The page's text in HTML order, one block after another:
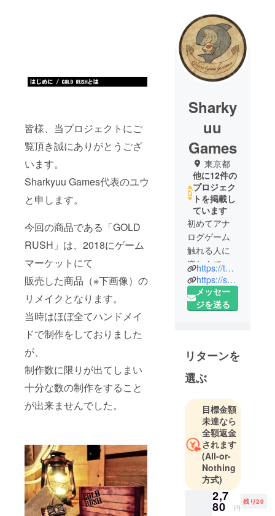
皆様、当プロジェクトにご
覧頂き誠にありがとうござ
います。
Sharkyuu Games代表のユウ
と申します。
今回の商品である「GOLD
RUSH」は、2018にゲーム
マーケットにて
販売した商品（※下画像）の
リメイクとなります。
当時はほぼ全てハンドメイ
ドで制作をしておりました
が、
制作数に限りが出てしまい
十分な数の制作をすること
が出来ませんでした。
Sharky
uu
Games
東京都
他に12件の
プロジェク
トを掲載し
ています
初めてアナ
ログゲーム
触れる人に
楽しんでも
らいたい！
という想い
から、軽い
を制作して
おります。
2018年か
ら、500円
ゲームブラ
ンド
『PAYASO』
を立ち上げ
ましたの
で、こちら
もよろしく
お願いしま
https://twitter.com/sharkyuu_games
https://sharkyuu-games.booth.pm/
メッセー
ジを送る
リターンを
選ぶ
目標金額
未達なら
全額返金
されます
(All-or-
Nothing
方式)
2,7
80 円
残り20